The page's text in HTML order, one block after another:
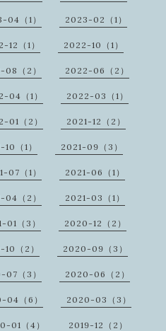
04（1） 2023-02（1）
12（1） 2022-10（1）
08（2） 2022-06（2）
04（1） 2022-03（1）
01（2） 2021-12（2）
（1） 2021-09（3）
07（1） 2021-06（1）
04（2） 2021-03（1）
01（3） 2020-12（2）
（2） 2020-09（3）
07（3） 2020-06（2）
04（6） 2020-03（3）
01（4） 2019-12（2）